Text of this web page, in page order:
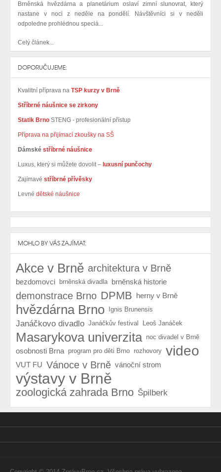
Brněnská hvězdárna a planetárium oslaví zimní slunovrat, který
nastane v noci z neděle na pondělí. Návštěvníci si v neděli
odpoledne prohlédnou speciá...
Celý článek...
DOPORUČUJEME:
Kvalitní příprava na TSP kurzy v Brně
Stříbrné náušnice se zirkony
Statik Brno STENG - profesionální přístup
Příprava na přijímací zkoušky na SŠ
Dámské stříbrné náušnice
Luxus, který si můžete dovolit – luxusní punčochy
Zajímavé stříbrné přívěsky
Levné dětské náušnice
MOHLO BY VÁS ZAJÍMAT:
Akce v Brně architektura v Brně
bezdomovci brněnská divadla brněnská historie
demonstrace Brno DPMB herny v Brně
hvězdárna Brno Ignis Brunensis
Janáčkovo divadlo Janáčkův festival Leoš Janáček
Masarykova univerzita noc divadel v Brně
osobnosti Brna program pro děti Brno rozhovory video
VUT FU Vánoce v Brně vánoční strom
výstavy v Brně
zoologická zahrada Brno Špilberk